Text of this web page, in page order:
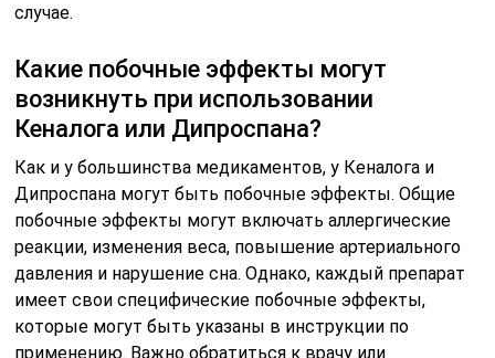
случае.
Какие побочные эффекты могут
возникнуть при использовании
Кеналога или Дипроспана?
Как и у большинства медикаментов, у Кеналога и
Дипроспана могут быть побочные эффекты. Общие
побочные эффекты могут включать аллергические
реакции, изменения веса, повышение артериального
давления и нарушение сна. Однако, каждый препарат
имеет свои специфические побочные эффекты,
которые могут быть указаны в инструкции по
применению. Важно обратиться к врачу или